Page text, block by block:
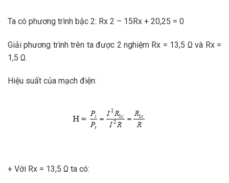
Ta có phương trình bậc 2: Rx 2 – 15Rx + 20,25 = 0
Giải phương trình trên ta được 2 nghiệm Rx = 13,5 Ω và Rx =
1,5 Ω.
Hiệu suất của mạch điện:
+ Với Rx = 13,5 Ω ta có: